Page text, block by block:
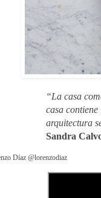
“La casa
casa
arquitectura
Sandra
Díaz @lorenzodiaz